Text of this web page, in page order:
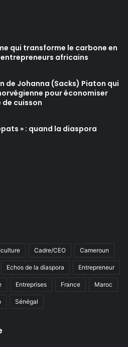
qui transforme le carbone en
africains
de Johanna (Sacks) Piaton qui
pour économiser
de cuisson
» : quand la diaspora
Cadre/CEO Cameroun
Echos de la diaspora Entrepreneur
Entreprises France Maroc
Sénégal